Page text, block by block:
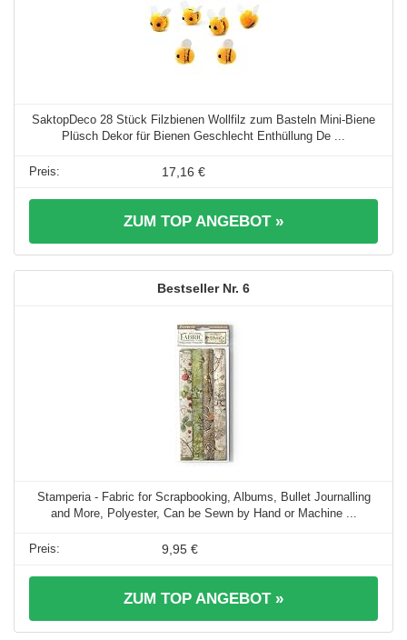
SaktopDeco 28 Stück Filzbienen Wollfilz zum Basteln Mini-Biene
Plüsch Dekor für Bienen Geschlecht Enthüllung De ...
17,16 €
ZUM TOP ANGEBOT »
6
Stamperia - Fabric for Scrapbooking, Albums, Bullet Journalling
and More, Polyester, Can be Sewn by Hand or Machine ...
9,95 €
ZUM TOP ANGEBOT »